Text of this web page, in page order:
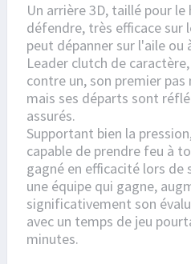
Un arrière 3D, taillé pour
défendre, très efficace sur
peut dépanner sur l'aile ou
Leader clutch de
contre un, son premier
mais ses départs sont
assurés.
Supportant bien la
capable de prendre feu à
gagné en efficacité lors de
une équipe qui gagne,
significativement son
avec un temps de jeu
minutes.